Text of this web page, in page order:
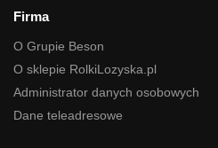
Firma
O Grupie Beson
O sklepie RolkiLozyska.pl
Administrator danych osobowych
Dane teleadresowe